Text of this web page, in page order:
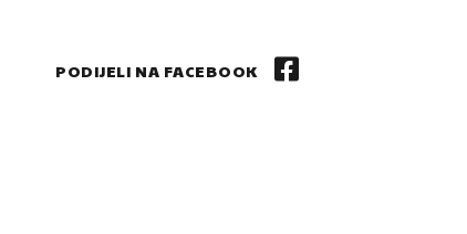
PODIJELI NA FACEBOOK